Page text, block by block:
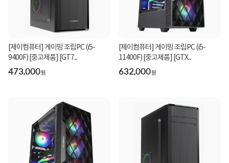
[제이컴퓨터] 게이밍 조립PC (i5-
9400F) [중고제품] [GT7...
473,000원
[제이컴퓨터] 게이밍 조립PC (i5-
11400F) [중고제품] [GTX...
632,000원